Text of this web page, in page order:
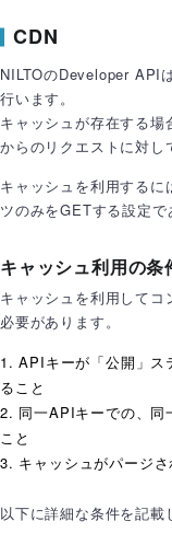
CDN
NILTOのDeveloper APIは
行います。
キャッシュが存在する
からのリクエストに対し
キャッシュを利用する
ツのみをGETする設定
キャッシュ利用の条
キャッシュを利用して
必要があります。
APIキーが「公開」ス
ること
同一APIキーでの、同
こと
キャッシュがパージ
以下に詳細な条件を記載